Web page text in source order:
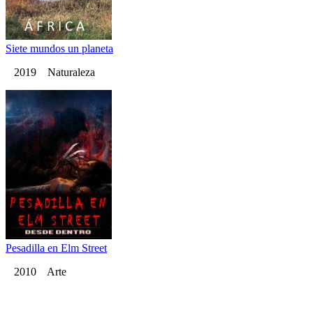
Siete mundos un planeta
2019 Naturaleza
Pesadilla en Elm Street
2010 Arte